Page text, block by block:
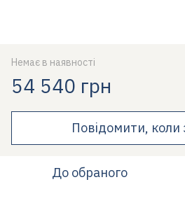
Немає в наявності
54 540 грн
Повідомити, коли
До обраного